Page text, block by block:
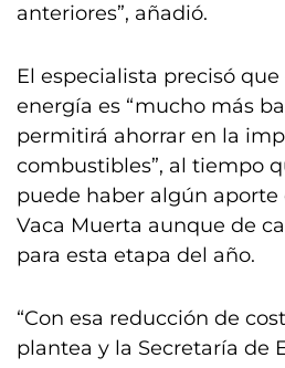
anteriores”, añadió.
El especialista precisó
energía es “mucho más
permitirá ahorrar en la
combustibles”, al tiempo
puede haber algún aporte
Vaca Muerta aunque de
para esta etapa del año.
“Con esa reducción de
plantea y la Secretaría de